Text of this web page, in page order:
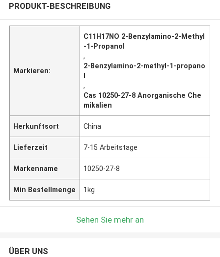
PRODUKT-BESCHREIBUNG
Markieren:
C11H17NO 2-Benzylamino-2-Methyl
-1-Propanol
,
2-Benzylamino-2-methyl-1-propano
l
,
Cas 10250-27-8 Anorganische Che
mikalien
Herkunftsort China
Lieferzeit 7-15 Arbeitstage
Markenname 10250-27-8
Min Bestellmenge 1kg
Sehen Sie mehr an
ÜBER UNS